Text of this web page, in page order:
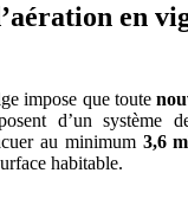
en
impose que toute
d’un système
au minimum 3,6
habitable.